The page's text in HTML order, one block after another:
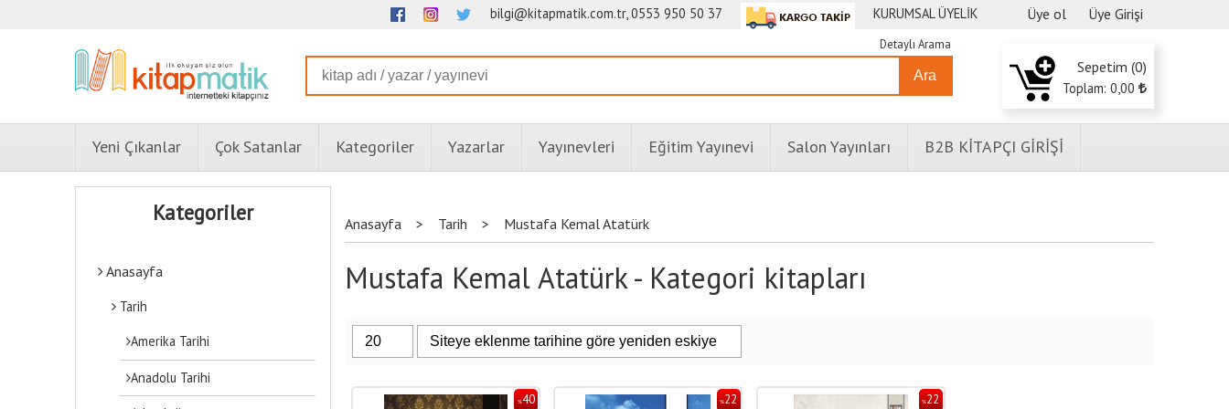
Üye ol Üye Girişi
bilgi@kitapmatik.com.tr, 0553 950 50 37 KURUMSAL ÜYELİK
Ara
Detaylı Arama
Sepetim (0)
Toplam: 0 ,00
Yeni Çıkanlar Çok Satanlar Kategoriler Yazarlar Yayınevleri Eğitim Yayınevi Salon Yayınları B2B KİTAPÇI GİRİŞİ
Kategoriler
Anasayfa
Tarih
Amerika Tarihi
Anadolu Tarihi
Anasayfa > Tarih > Mustafa Kemal Atatürk
Mustafa Kemal Atatürk - Kategori kitapları
%40 %22 %22